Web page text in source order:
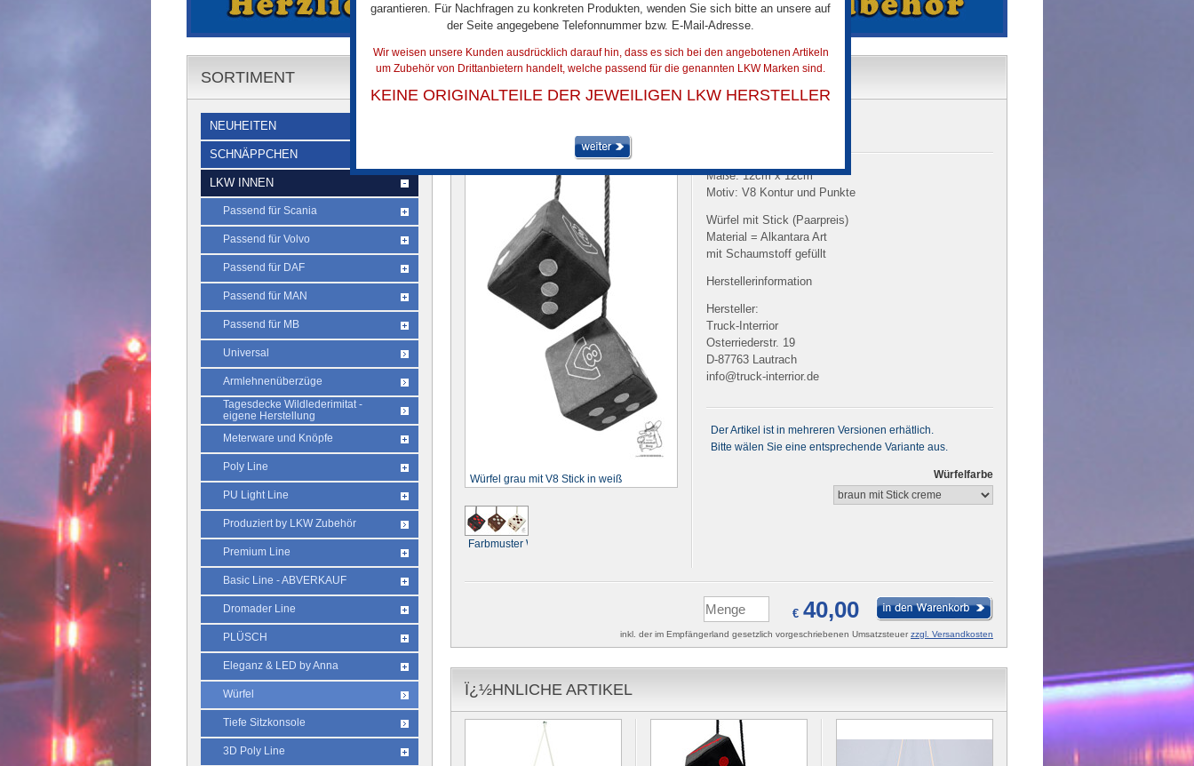
ARTIKELDETAILS
Würfel grau mit V8 Stick in weiß
Farbmuster Würfel
Maße: 12cm x 12cm
Motiv: V8 Kontur und Punkte
Würfel mit Stick (Paarpreis)
Material = Alkantara Art
mit Schaumstoff gefüllt
Herstellerinformation
Hersteller:
Truck-Interrior
Osterriederstr. 19
D-87763 Lautrach
info@truck-interrior.de
Der Artikel ist in mehreren Versionen erhätlich.
Bitte wälen Sie eine entsprechende Variante aus.
Würfelfarbe
€ 40,00
inkl. der im Empfängerland gesetzlich vorgeschriebenen Umsatzsteuer zzgl. Versandkosten
Ï¿½HNLICHE ARTIKEL
SORTIMENT
NEUHEITEN
SCHNÄPPCHEN
LKW INNEN
Passend für Scania
Passend für Volvo
Passend für DAF
Passend für MAN
Passend für MB
Universal
Armlehnenüberzüge
Tagesdecke Wildlederimitat -
eigene Herstellung
Meterware und Knöpfe
Poly Line
PU Light Line
Produziert by LKW Zubehör
Premium Line
Basic Line - ABVERKAUF
Dromader Line
PLÜSCH
Eleganz & LED by Anna
Würfel
Tiefe Sitzkonsole
3D Poly Line
garantieren. Für Nachfragen zu konkreten Produkten, wenden Sie sich bitte an unsere auf
der Seite angegebene Telefonnummer bzw. E-Mail-Adresse.
Wir weisen unsere Kunden ausdrücklich darauf hin, dass es sich bei den angebotenen Artikeln
um Zubehör von Drittanbietern handelt, welche passend für die genannten LKW Marken sind.
KEINE ORIGINALTEILE DER JEWEILIGEN LKW HERSTELLER